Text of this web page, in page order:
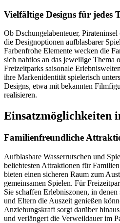
Vielfältige Designs für jedes
Ob Dschungelabenteuer,
die Designoptionen aufblasbarer
Farbenfrohe Elemente wecken die
sich nahtlos an das jeweilige Thema
Freizeitparks saisonale
ihre Markenidentität spielerisch
Designs, etwa mit bekannten
realisieren.
Einsatzmöglichkeiten
Familienfreundliche
Aufblasbare Wasserrutschen und
beliebtesten Attraktionen für
bieten einen sicheren Raum zum
gemeinsamen Spielen. Für
Sie schaffen Erlebniszonen, in
und Eltern die Auszeit genießen
Anziehungskraft sorgt darüber
und verlängert die Verweildauer im